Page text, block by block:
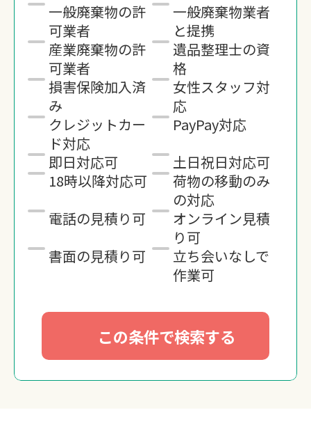
一般廃棄物の許
可業者
一般廃棄物業者
と提携
産業廃棄物の許
可業者
遺品整理士の資
格
損害保険加入済
み
女性スタッフ対
応
クレジットカー
ド対応
PayPay対応
即日対応可
土日祝日対応可
18時以降対応可
荷物の移動のみ
の対応
電話の見積り可
オンライン見積
り可
書面の見積り可
立ち会いなしで
作業可
この条件で検索する